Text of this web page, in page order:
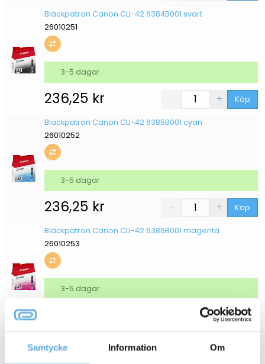
Samtycke Information Om
Bläckpatron Canon CLI-42 6384B001 svart
26010251
236,25 kr Köp
3-5 dagar
Bläckpatron Canon CLI-42 6385B001 cyan
26010252
236,25 kr Köp
3-5 dagar
Bläckpatron Canon CLI-42 6386B001 magenta
26010253
Köp
3-5 dagar
26010254